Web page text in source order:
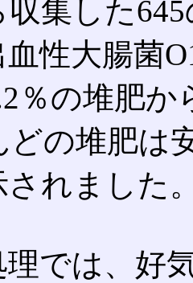
集した
性大腸菌
％の堆肥
どの堆肥は
されました
では、好